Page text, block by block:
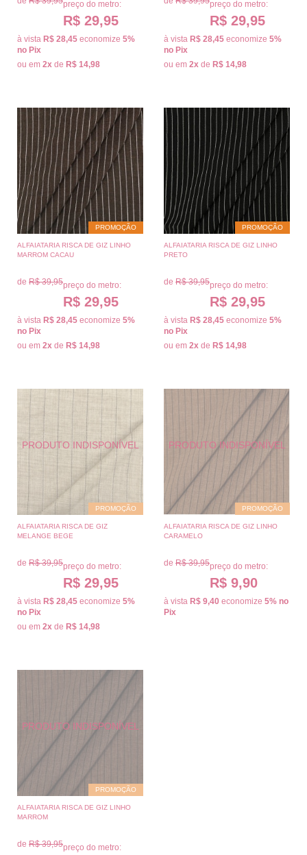
preço do metro:
R$ 29,95
à vista R$ 28,45 economize 5%
no Pix
ou em 2x de R$ 14,98
preço do metro:
R$ 29,95
à vista R$ 28,45 economize 5%
no Pix
ou em 2x de R$ 14,98
PROMOÇÃO
ALFAIATARIA RISCA DE GIZ LINHO
MARROM CACAU
de R$ 39,95preço do metro:
R$ 29,95
à vista R$ 28,45 economize 5%
no Pix
ou em 2x de R$ 14,98
PROMOÇÃO
ALFAIATARIA RISCA DE GIZ LINHO
PRETO
de R$ 39,95preço do metro:
R$ 29,95
à vista R$ 28,45 economize 5%
no Pix
ou em 2x de R$ 14,98
PROMOÇÃO
ALFAIATARIA RISCA DE GIZ
MELANGE BEGE
de R$ 39,95preço do metro:
R$ 29,95
à vista R$ 28,45 economize 5%
no Pix
ou em 2x de R$ 14,98
PROMOÇÃO
ALFAIATARIA RISCA DE GIZ LINHO
CARAMELO
de R$ 39,95preço do metro:
R$ 9,90
à vista R$ 9,40 economize 5% no
Pix
PROMOÇÃO
ALFAIATARIA RISCA DE GIZ LINHO
MARROM
de R$ 39,95preço do metro: